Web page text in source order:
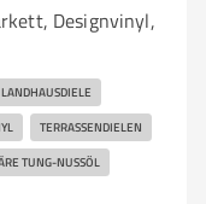
Designvinyl,
LANDHAUSDIELE
TERRASSENDIELEN
TUNG-NUSSÖL